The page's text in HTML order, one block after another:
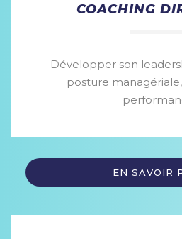
COACHING
Développer son
posture
EN SAVOIR